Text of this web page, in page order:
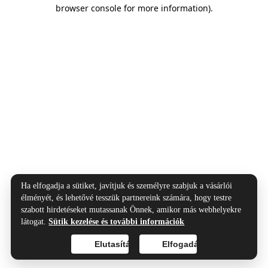
browser console for more information).
Ha elfogadja a sütiket, javítjuk és személyre szabjuk a vásárlói
élményét, és lehetővé tesszük partnereink számára, hogy testre
szabott hirdetéseket mutassanak Önnek, amikor más webhelyekre
látogat.Sütik kezelése és további információk
Elfogadás
Elutasítás